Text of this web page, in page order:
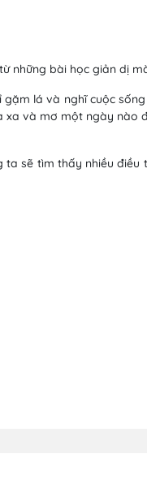
những bài học giản dị
lá và nghĩ cuộc
xa và mơ một ngày nào
ta sẽ tìm thấy nhiều